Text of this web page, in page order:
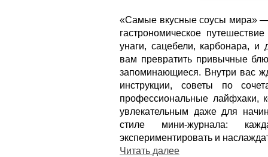
«Самые вкусные соусы мира» —
гастрономическое
унаги, сацебели, карбонара, и
вам превратить привычные
запоминающиеся. Внутри вас
инструкции, советы по
профессиональные лайфхаки,
увлекательным даже для
стиле мини-журнала:
экспериментировать и
Читать далее